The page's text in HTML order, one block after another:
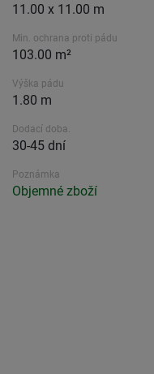
11.00 x 11.00 m
Min. ochrana proti pádu
103.00 m²
Výška pádu
1.80 m
Dodací doba.
30-45 dní
Poznámka
Objemné zboží